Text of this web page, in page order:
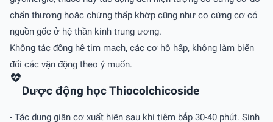
chấn thương hoặc chứng thấp khớp cũng như co cứng cơ có
nguồn gốc ở hệ thần kinh trung ương.
Không tác động hệ tim mạch, các cơ hô hấp, không làm biến
đổi các vận động theo ý muốn.
Dược động học Thiocolchicoside
- Tác dụng giãn cơ xuất hiện sau khi tiêm bắp 30-40 phút. Sinh